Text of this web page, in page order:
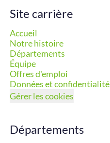
Site carrière
Accueil
Notre histoire
Départements
Équipe
Offres d'emploi
Données et confidentialité
Gérer les cookies
Départements